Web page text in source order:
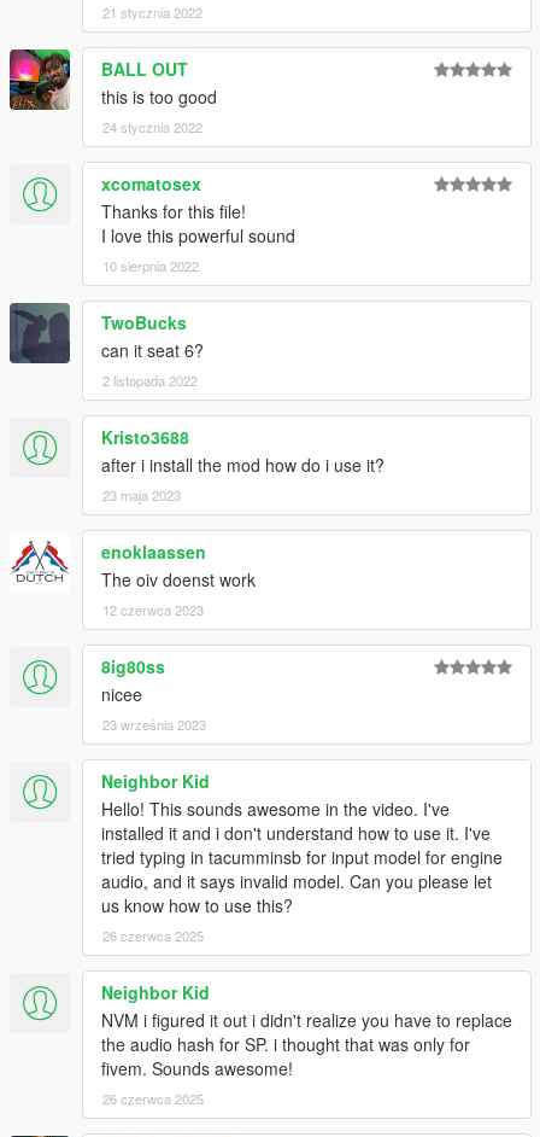
21 stycznia 2022
BALL OUT
this is too good
24 stycznia 2022
xcomatosex
Thanks for this file!
I love this powerful sound
10 sierpnia 2022
TwoBucks
can it seat 6?
2 listopada 2022
Kristo3688
after i install the mod how do i use it?
23 maja 2023
enoklaassen
The oiv doenst work
12 czerwca 2023
8ig80ss
nicee
23 września 2023
Neighbor Kid
Hello! This sounds awesome in the video. I've
installed it and i don't understand how to use it. I've
tried typing in tacumminsb for input model for engine
audio, and it says invalid model. Can you please let
us know how to use this?
26 czerwca 2025
Neighbor Kid
NVM i figured it out i didn't realize you have to replace
the audio hash for SP. i thought that was only for
fivem. Sounds awesome!
26 czerwca 2025